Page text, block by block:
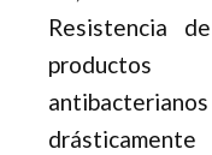
Resistencia